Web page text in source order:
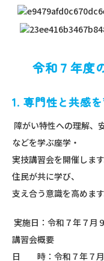
令和７年度
1. 専門性と共感を
障がい特性への理解、
などを学ぶ座学・
実技講習会を開催しま
住民が共に学び、
支え合う意識を高めます
実施日：令和７年７月
講習会概要
日 時：令和７年７